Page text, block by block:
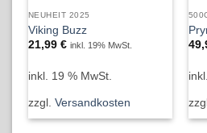
NEUHEIT 2025
Viking Buzz
21,99 € inkl. 19% MwSt.
inkl. 19 % MwSt.
zzgl. Versandkosten